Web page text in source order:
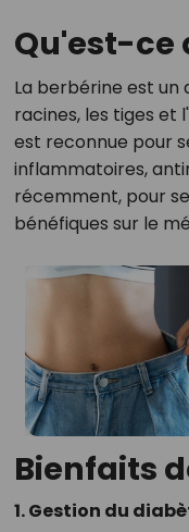
Qu'est-ce
La berbérine est un
racines, les tiges et
est reconnue pour
inflammatoires,
récemment, pour
bénéfiques sur le
Bienfaits
1. Gestion du